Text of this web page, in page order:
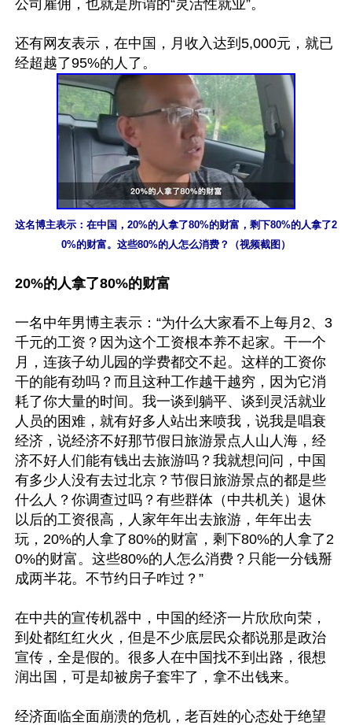
公司雇佣，也就是所谓的“灵活性就业”。
还有网友表示，在中国，月收入达到5,000元，就已
这名博主表示：在中国，20%的人拿了80%的财富，剩下80%的人拿了2
0%的财富。这些80%的人怎么消费？（视频截图）
20%的人拿了80%的财富
一名中年男博主表示：“为什么大家看不上每月2、3
千元的工资？因为这个工资根本养不起家。干一个
月，连孩子幼儿园的学费都交不起。这样的工资你
干的能有劲吗？而且这种工作越干越穷，因为它消
耗了你大量的时间。我一谈到躺平、谈到灵活就业
人员的困难，就有好多人站出来喷我，说我是唱衰
经济，说经济不好那节假日旅游景点人山人海，经
济不好人们能有钱出去旅游吗？我就想问问，中国
有多少人没有去过北京？节假日旅游景点的都是些
什么人？你调查过吗？有些群体（中共机关）退休
以后的工资很高，人家年年出去旅游，年年出去
玩，20%的人拿了80%的财富，剩下80%的人拿了2
0%的财富。这些80%的人怎么消费？只能一分钱掰
成两半花。不节约日子咋过？”
在中共的宣传机器中，中国的经济一片欣欣向荣，
到处都红红火火，但是不少底层民众都说那是政治
宣传，全是假的。很多人在中国找不到出路，很想
润出国，可是却被房子套牢了，拿不出钱来。
经济面临全面崩溃的危机，老百姓的心态处于绝望